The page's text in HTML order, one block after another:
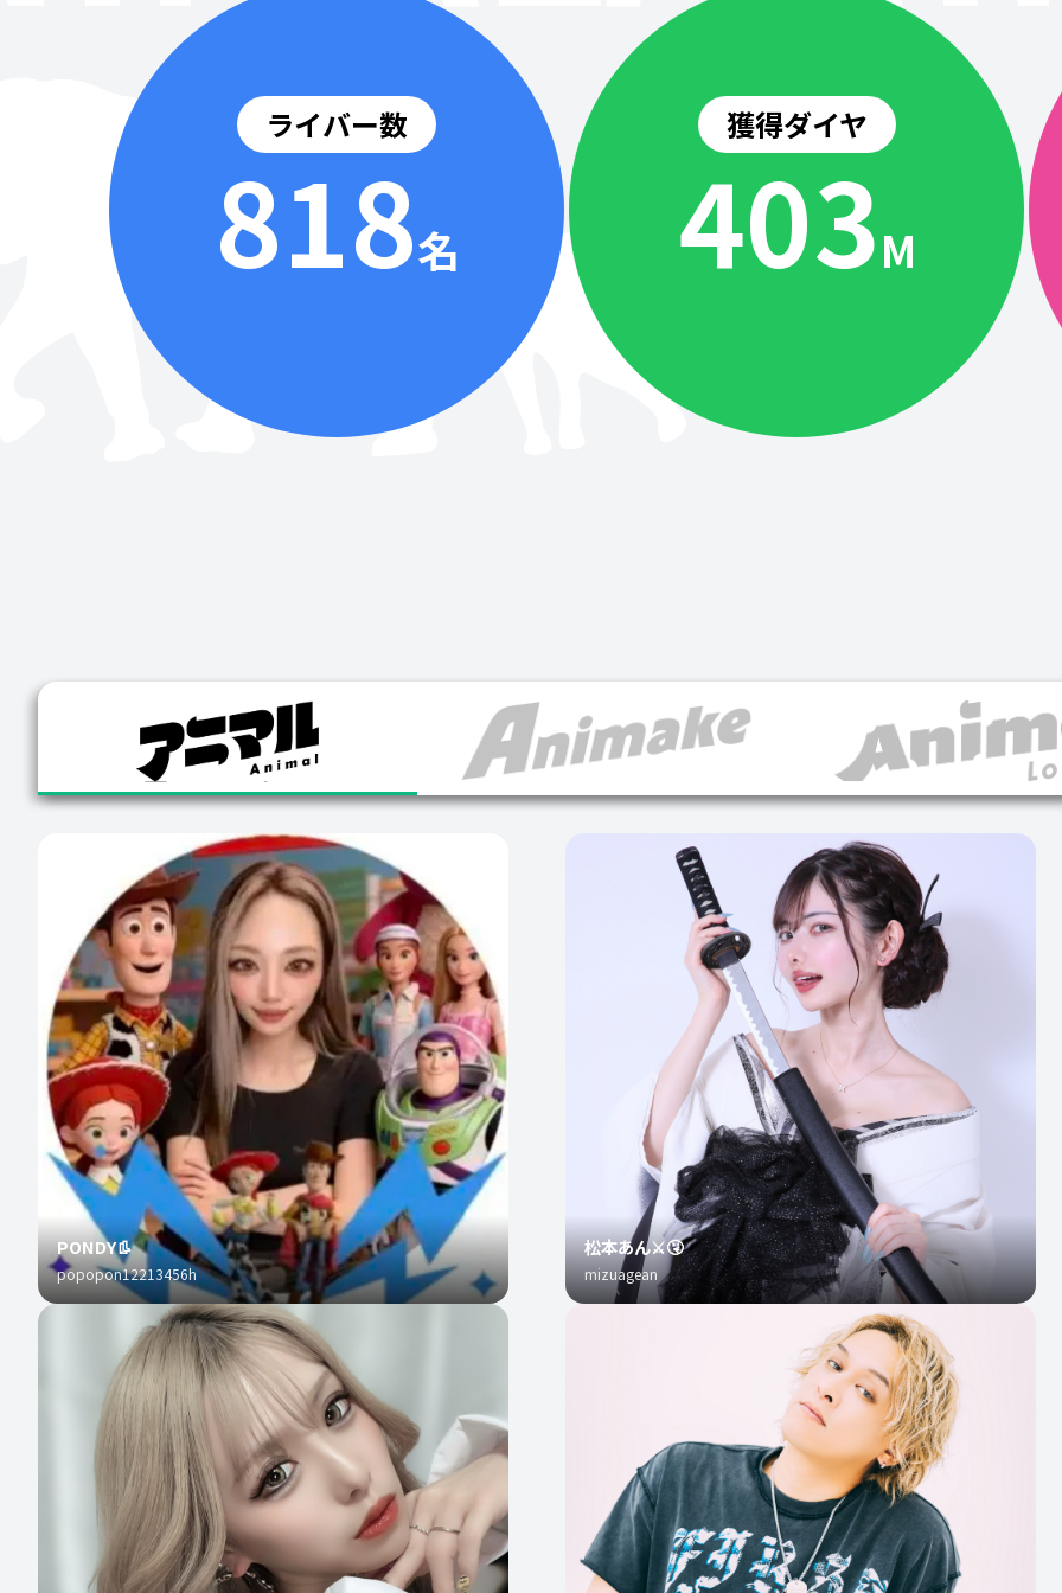
ライバー数
818名
獲得ダイヤ
404M
PONDY👢
popopon12213456h
松本あん⚔️🤧
mizuagean